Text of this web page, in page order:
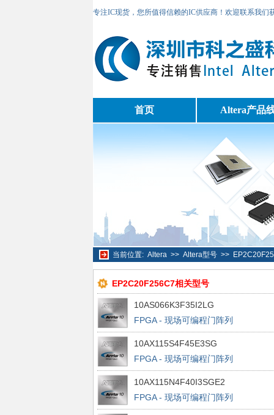
专注IC现货，您所值得信赖的IC供应商！欢迎联系我们
首页 Altera产品
当前位置: Altera>> Altera型号>>
EP2C20F256C7相关型号
10AS066K3F35I2LG
FPGA - 现场可编程门阵列
10AX115S4F45E3SG
FPGA - 现场可编程门阵列
10AX115N4F40I3SGE2
FPGA - 现场可编程门阵列